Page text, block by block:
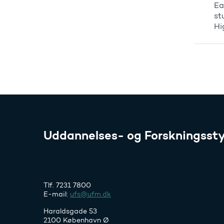
Uddannelses- og
Tlf. 7231 7800
E-mail: ufs@ufm.dk
Haraldsgade 53
2100 København Ø